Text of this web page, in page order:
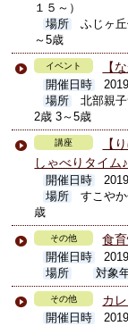
１５～）
場所
ふじヶ
～5歳
イベント 【
開催日時
場所
北部親
2歳 3～5歳
講座
【
しゃべりタイム♪
開催日時
場所
すこや
歳
その他 食
開催日時
場所
対象
その他 カ
開催日時